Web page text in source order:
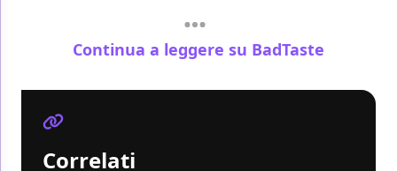
Continua a leggere su BadTaste
Correlati